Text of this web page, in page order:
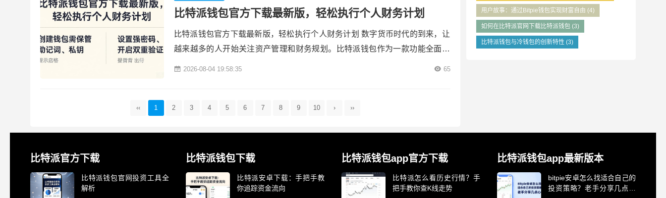
比特派钱包官方下载最新版，轻松执行个人财务计划
比特派钱包官方下载最新版，轻松执行个人财务计划 数字货币时代的到来，让
越来越多的人开始关注资产管理和财务规划。比特派钱包作为一款功能全面的
官网首页找到，避免从第三方平台或不明链接下载如...
2026-08-04 19:58:35 65
‹‹ 1 2 3 4 5 6 7 8 9 10 › ››
用户故事：通过Bitpie钱包实现财富自由 (4)
如何在比特派官网下载比特派钱包(3)
比特派钱包与冷钱包的创新特性 (3)
比特派官方下载
比特派钱包官网投资工具全
解析
比特派钱包下载
比特派安卓下载：手把手教
你追踪资金流向
比特派钱包app官方下载
比特派怎么看历史行情？手
把手教你查K线走势
比特派钱包app最新版本
bitpie安卓怎么找适合自己的
投资策略？老手分享几点心